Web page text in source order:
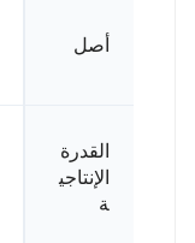
أصل
القدرة
الإنتاجي
ة